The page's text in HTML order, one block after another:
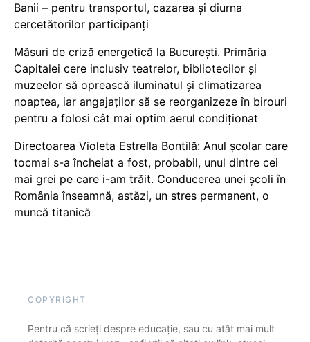
Banii – pentru transportul, cazarea și diurna
cercetătorilor participanți
Măsuri de criză energetică la București. Primăria
Capitalei cere inclusiv teatrelor, bibliotecilor și
muzeelor să oprească iluminatul și climatizarea
noaptea, iar angajaților să se reorganizeze în birouri
pentru a folosi cât mai optim aerul condiționat
Directoarea Violeta Estrella Bontilă: Anul școlar care
tocmai s-a încheiat a fost, probabil, unul dintre cei
mai grei pe care i-am trăit. Conducerea unei școli în
România înseamnă, astăzi, un stres permanent, o
muncă titanică
COPYRIGHT
Pentru că scrieți despre educație, sau cu atât mai mult